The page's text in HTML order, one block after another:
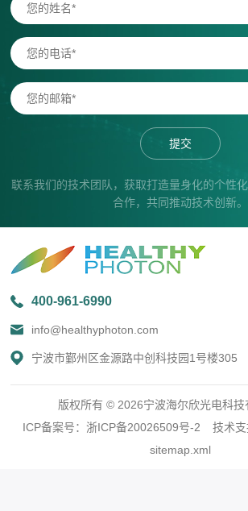
提交
联系我们的技术团队，获取打造量身化的个性
合作，共同推动技术创新。
400-961-6990
info@healthyphoton.com
宁波市鄞州区金源路中创科技园1号楼305
版权所有 © 2026宁波海尔欣光电科技
ICP备案号： 浙ICP备20026509号-2 技术
sitemap.xml